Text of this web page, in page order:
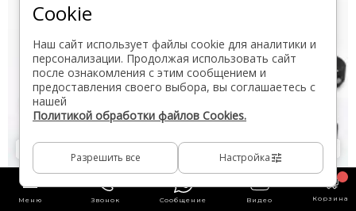
Меню Звонок Сообщение Видео Корзина
Cookie
Наш сайт использует файлы cookie для аналитики и
персонализации. Продолжая использовать сайт
после ознакомления с этим сообщением и
предоставления своего выбора, вы соглашаетесь с
нашей
Политикой обработки файлов Cookies.
Разрешить все Настройка